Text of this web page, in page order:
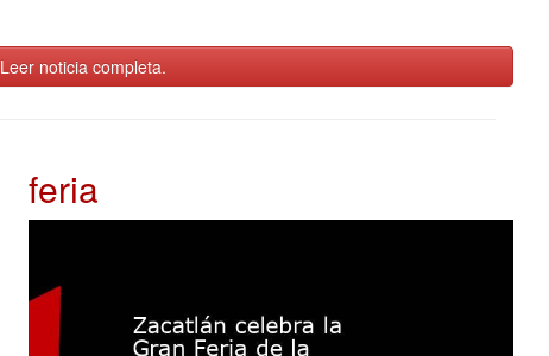
Leer noticia completa.
feria